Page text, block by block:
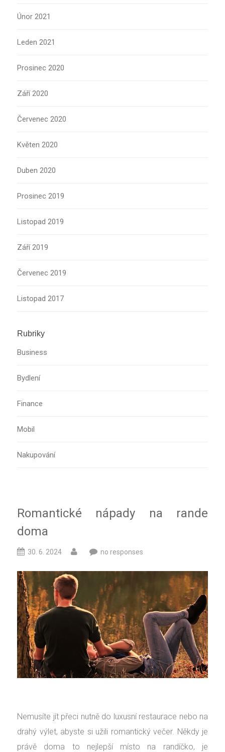
Únor 2021
Leden 2021
Prosinec 2020
Září 2020
Červenec 2020
Květen 2020
Duben 2020
Prosinec 2019
Listopad 2019
Září 2019
Červenec 2019
Listopad 2017
Rubriky
Business
Bydlení
Finance
Mobil
Nakupování
Romantické nápady na rande
doma
30. 6. 2024 no responses
Nemusíte jít přeci nutně do luxusní restaurace nebo na
drahý výlet, abyste si užili romantický večer. Někdy je
právě doma to nejlepší místo na randíčko, je